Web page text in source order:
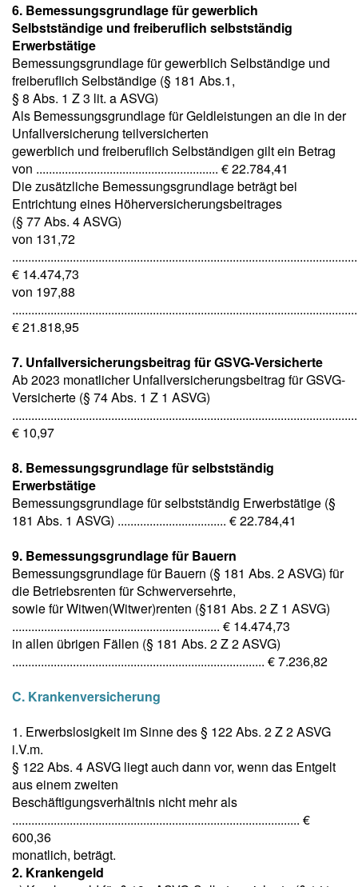
6. Bemessungsgrundlage für gewerblich
Selbstständige und freiberuflich selbstständig
Erwerbstätige
Bemessungsgrundlage für gewerblich Selbständige und
freiberuflich Selbständige (§ 181 Abs.1,
§ 8 Abs. 1 Z 3 lit. a ASVG)
Als Bemessungsgrundlage für Geldleistungen an die in der
Unfallversicherung teilversicherten
gewerblich und freiberuflich Selbständigen gilt ein Betrag
von ......................................................... € 22.784,41
Die zusätzliche Bemessungsgrundlage beträgt bei
Entrichtung eines Höherversicherungsbeitrages
(§ 77 Abs. 4 ASVG)
von 131,72
€ 14.474,73
von 197,88
€ 21.818,95
7. Unfallversicherungsbeitrag für GSVG-Versicherte
Ab 2023 monatlicher Unfallversicherungsbeitrag für GSVG-
Versicherte (§ 74 Abs. 1 Z 1 ASVG)
€ 10,97
8. Bemessungsgrundlage für selbstständig
Erwerbstätige
Bemessungsgrundlage für selbstständig Erwerbstätige (§
181 Abs. 1 ASVG) .................................. € 22.784,41
9. Bemessungsgrundlage für Bauern
Bemessungsgrundlage für Bauern (§ 181 Abs. 2 ASVG) für
die Betriebsrenten für Schwerversehrte,
sowie für Witwen(Witwer)renten (§181 Abs. 2 Z 1 ASVG)
................................................................. € 14.474,73
in allen übrigen Fällen (§ 181 Abs. 2 Z 2 ASVG)
............................................................................... € 7.236,82
C. Krankenversicherung
1. Erwerbslosigkeit im Sinne des § 122 Abs. 2 Z 2 ASVG
i.V.m.
§ 122 Abs. 4 ASVG liegt auch dann vor, wenn das Entgelt
aus einem zweiten
Beschäftigungsverhältnis nicht mehr als
.......................................................................................... €
600,36
monatlich, beträgt.
2. Krankengeld